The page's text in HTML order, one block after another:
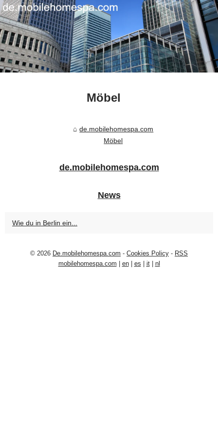
Möbel
de.mobilehomespa.com
Möbel
de.mobilehomespa.com
News
Wie du in Berlin ein...
© 2026 De.mobilehomespa.com - Cookies Policy - RSS
mobilehomespa.com | en| es | it| nl